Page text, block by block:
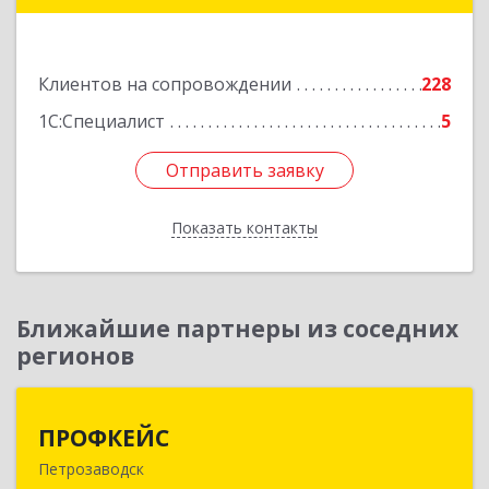
Клиентов на сопровождении
228
1С:Специалист
5
Отправить заявку
Показать контакты
Подробнее
Отправить заявку
Назад
Ближайшие партнеры из соседних
регионов
ПРОФКЕЙС
Петрозаводск
185035, Карелия Респ, Петрозаводск г, Красная